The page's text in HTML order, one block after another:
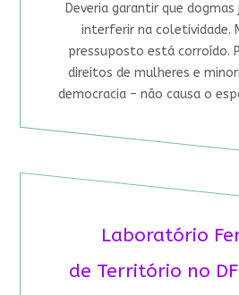
Deveria garantir que
interferir na coletividade.
pressuposto está corroído.
direitos de mulheres e
democracia – não causa o
Laboratório
de Território no